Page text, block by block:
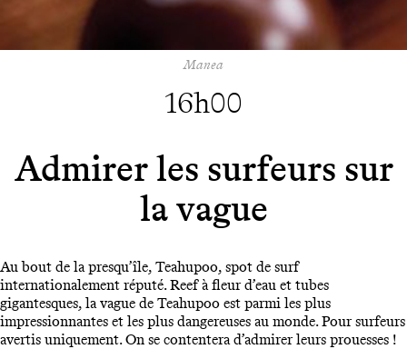
Manea
16h00
Admirer les surfeurs sur
la vague
Au bout de la presqu’île, Teahupoo, spot de surf
internationalement réputé. Reef à fleur d’eau et tubes
gigantesques, la vague de Teahupoo est parmi les plus
impressionnantes et les plus dangereuses au monde. Pour surfeurs
avertis uniquement. On se contentera d’admirer leurs prouesses !